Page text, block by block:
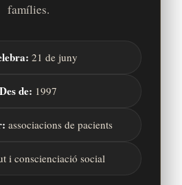
famílies.
21 de juny
Des de: 1997
associacions de pacients
i conscienciació social